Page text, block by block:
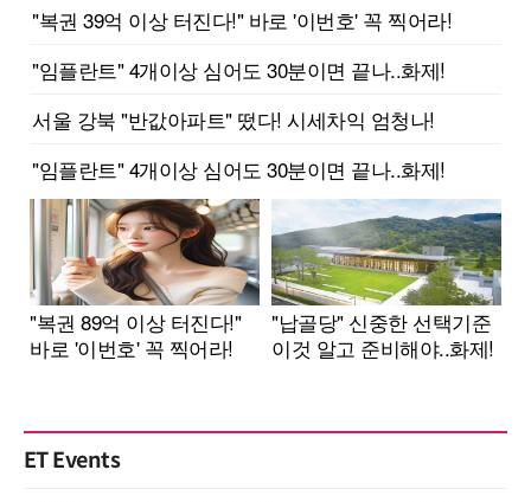
ET Events